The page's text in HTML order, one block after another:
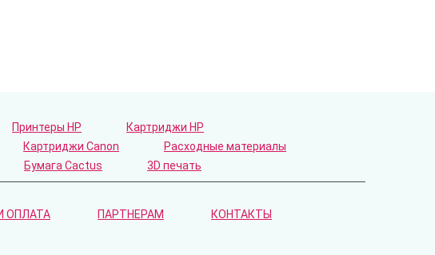
Принтеры HP
Картриджи HP
Картриджи Canon
Расходные материалы
Бумага Cactus 3D печать
ОПЛАТА ПАРТНЕРАМ КОНТАКТЫ